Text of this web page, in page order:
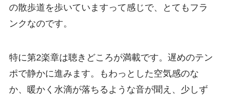
の散歩道を歩いていますって感じで、とてもフラ
ンクなのです。
特に第2楽章は聴きどころが満載です。遅めのテン
ポで静かに進みます。もわっとした空気感のな
か、暖かく水滴が落ちるような音が聞え、少しず